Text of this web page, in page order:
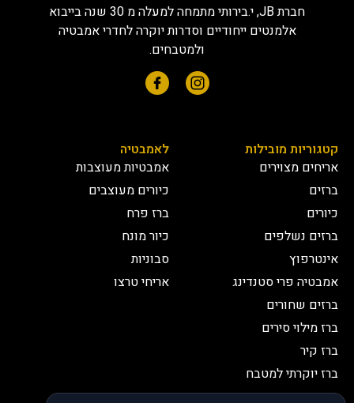
חברת JB, י.בירותי מתמחה למעלה מ 30 שנה בייבוא
אלמנטים ייחודיים וסדרות יוקרה לחדרי אמבטיה
ולמטבחים.
קטגוריות מובילות
אריחים מצוירים
ברזים
כיורים
ברזים נשלפים
אינטרפוץ
אמבטיה פרי סטנדינג
ברזים שחורים
ברז מילוי סירים
ברז קיר
ברז יוקרתי למטבח
לאמבטיה
אמבטיות מעוצבות
כיורים מעוצבים
ברז פרח
כיור מונח
סבוניות
אריחי טרצו